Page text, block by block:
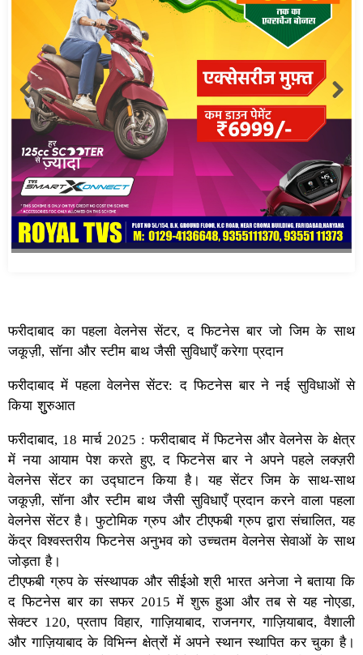
फरीदाबाद का पहला वेलनेस सेंटर, द फिटनेस बार जो जिम के साथ
जकूज़ी, सॉना और स्टीम बाथ जैसी सुविधाएँ करेगा प्रदान
फरीदाबाद में पहला वेलनेस सेंटर: द फिटनेस बार ने नई सुविधाओं से
किया शुुरुआत
फरीदाबाद, 18 मार्च 2025 : फरीदाबाद में फिटनेस और वेलनेस के क्षेत्र
में नया आयाम पेश करते हुए, द फिटनेस बार ने अपने पहले लक्ज़री
वेलनेस सेंटर का उद्घाटन किया है। यह सेंटर जिम के साथ-साथ
जकूज़ी, सॉना और स्टीम बाथ जैसी सुविधाएँ प्रदान करने वाला पहला
वेलनेस सेंटर है। फुटोमिक ग्रुप और टीएफबी ग्रुप द्वारा संचालित, यह
केंद्र विश्वस्तरीय फिटनेस अनुभव को उच्चतम वेलनेस सेवाओं के साथ
जोड़ता है।
टीएफबी ग्रुप के संस्थापक और सीईओ श्री भारत अनेजा ने बताया कि
द फिटनेस बार का सफर 2015 में शुरू हुआ और तब से यह नोएडा,
सेक्टर 120, प्रताप विहार, गाज़ियाबाद, राजनगर, गाज़ियाबाद, वैशाली
और गाज़ियाबाद के विभिन्न क्षेत्रों में अपने स्थान स्थापित कर चुका है।